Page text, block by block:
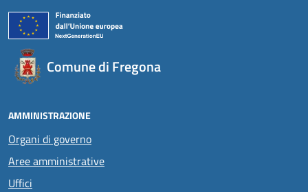
Comune di Fregona
AMMINISTRAZIONE
Organi di governo
Aree amministrative
Uffici